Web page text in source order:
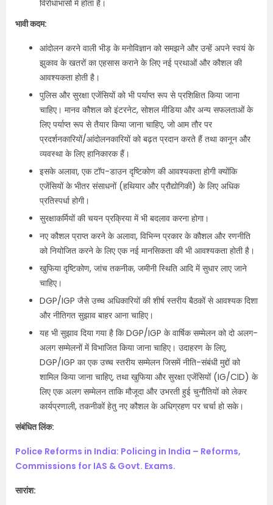
विरोधाभासों में होता है।
भावी कदम:
आंदोलन करने वाली भीड़ के मनोविज्ञान को समझने और उन्हें अपने स्वयं के
झुकाव के खतरों का एहसास कराने के लिए नई प्रथाओं और कौशल की
आवश्यकता होती है।
पुलिस और सुरक्षा एजेंसियों को भी पर्याप्त रूप से प्रशिक्षित किया जाना
चाहिए। मानव कौशल को इंटरनेट, सोशल मीडिया और अन्य सफलताओं के
लिए पर्याप्त रूप से तैयार किया जाना चाहिए, जो आम तौर पर
प्रदर्शनकारियों/आंदोलनकारियों को बढ़त प्रदान करते हैं तथा कानून और
व्यवस्था के लिए हानिकारक हैं।
इसके अलावा, एक टॉप-डाउन दृष्टिकोण की आवश्यकता होगी क्योंकि
एजेंसियों के भीतर संसाधनों (हथियार और प्रौद्योगिकी) के लिए अधिक
प्रतिस्पर्धा होगी।
सुरक्षाकर्मियों की चयन प्रक्रिया में भी बदलाव करना होगा।
नए कौशल प्राप्त करने के अलावा, विभिन्न प्रकार के कौशल और रणनीति
को नियोजित करने के लिए एक नई मानसिकता की भी आवश्यकता होती है।
खुफिया दृष्टिकोण, जांच तकनीक, जमीनी स्थिति आदि में सुधार लाए जाने
चाहिए।
DGP/IGP जैसे उच्च अधिकारियों की शीर्ष स्तरीय बैठकों से आवश्यक दिशा
और नीतिगत सुझाव बाहर आना चाहिए।
यह भी सुझाव दिया गया है कि DGP/IGP के वार्षिक सम्मेलन को दो अलग-
अलग सम्मेलनों में विभाजित किया जाना चाहिए। उदाहरण के लिए,
DGP/IGP का एक उच्च स्तरीय सम्मेलन जिसमें नीति-संबंधी मुद्दों को
शामिल किया जाना चाहिए, तथा खुफिया और सुरक्षा एजेंसियों (IG/CID) के
लिए एक अलग सम्मेलन ताकि मौजूदा और उभरती हुई चुनौतियों को लेकर
कार्यप्रणाली, तकनीकों हेतु नए कौशल के अधिग्रहण पर चर्चा हो सके।
संबंधित लिंक:
Police Reforms in India: Policing in India – Reforms,
Commissions for IAS & Govt. Exams.
सारांश: